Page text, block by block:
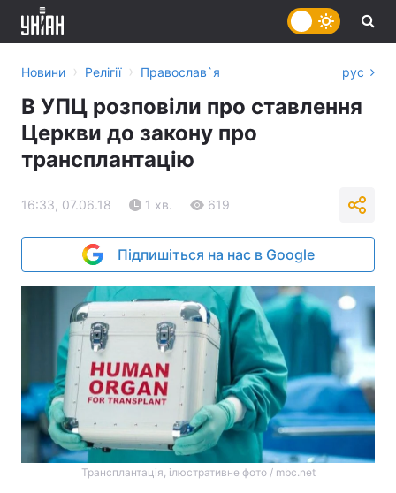
Новини › Релігії › Православ`я рус
В УПЦ розповіли про ставлення
Церкви до закону про
трансплантацію
16:33, 07.06.18 1 хв. 619
Підпишіться на нас в Google
Трансплантація, ілюстративне фото / mbc.net